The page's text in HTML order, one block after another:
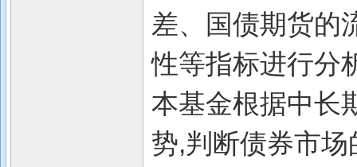
差、国债期货的
性等指标进行分
本基金根据中长
势,判断债券市